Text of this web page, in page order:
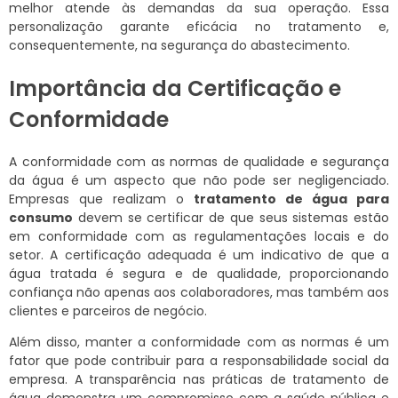
melhor atende às demandas da sua operação. Essa
personalização garante eficácia no tratamento e,
consequentemente, na segurança do abastecimento.
Importância da Certificação e
Conformidade
A conformidade com as normas de qualidade e segurança
da água é um aspecto que não pode ser negligenciado.
Empresas que realizam o tratamento de água para
consumo devem se certificar de que seus sistemas estão
em conformidade com as regulamentações locais e do
setor. A certificação adequada é um indicativo de que a
água tratada é segura e de qualidade, proporcionando
confiança não apenas aos colaboradores, mas também aos
clientes e parceiros de negócio.
Além disso, manter a conformidade com as normas é um
fator que pode contribuir para a responsabilidade social da
empresa. A transparência nas práticas de tratamento de